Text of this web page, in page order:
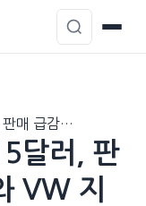
판매 급감…
달러, 판
VW 지